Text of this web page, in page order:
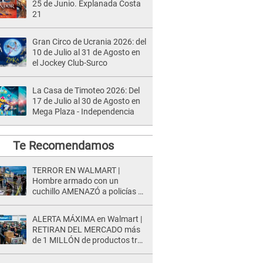
25 de Junio. Explanada Costa
21
Gran Circo de Ucrania 2026: del
10 de Julio al 31 de Agosto en
el Jockey Club-Surco
La Casa de Timoteo 2026: Del
17 de Julio al 30 de Agosto en
Mega Plaza - Independencia
Te Recomendamos
TERROR EN WALMART |
Hombre armado con un
cuchillo AMENAZÓ a policías y
ALERTA MÁXIMA en Walmart |
RETIRAN DEL MERCADO más
de 1 MILLÓN de productos tras